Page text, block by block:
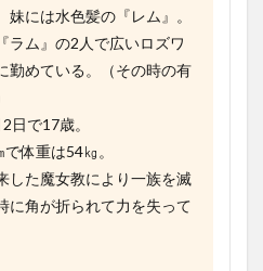
妹には水色髪の『レム』。
ラム』の2人で広いロズワ
勤めている。（その時の有
日で17歳。
体重は54㎏。
した魔女教により一族を滅
に角が折られて力を失って